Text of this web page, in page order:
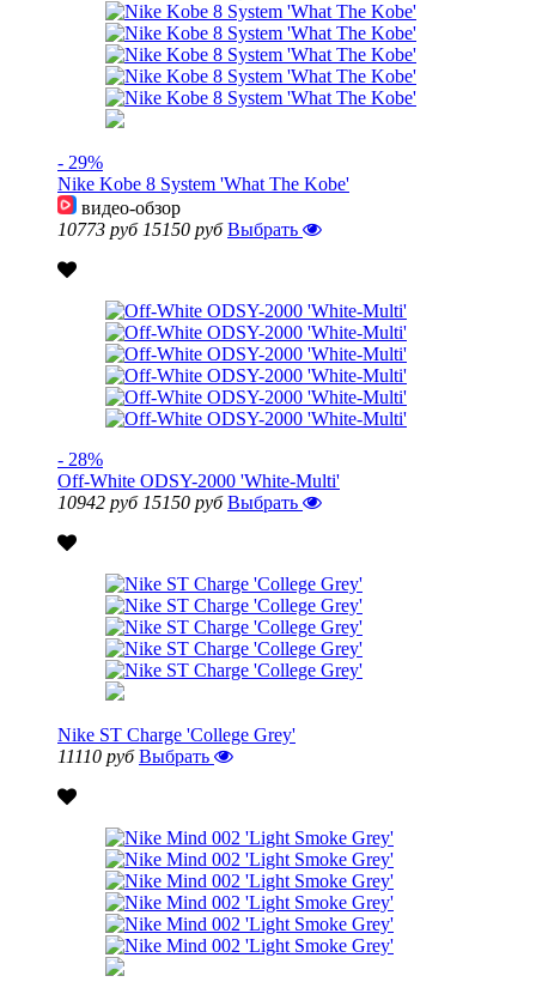
- 29%
Nike Kobe 8 System 'What The Kobe'
видео-обзор
10773 руб 15150 руб Выбрать
- 28%
Off-White ODSY-2000 'White-Multi'
10942 руб 15150 руб Выбрать
Nike ST Charge 'College Grey'
11110 руб Выбрать